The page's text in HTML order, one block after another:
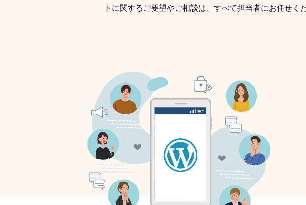
トに関するご要望やご相談は、すべて担当者にお任せくだ